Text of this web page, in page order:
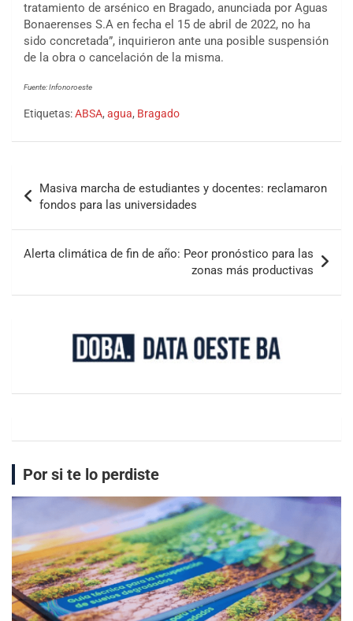
tratamiento de arsénico en Bragado, anunciada por Aguas
Bonaerenses S.A en fecha el 15 de abril de 2022, no ha
sido concretada”, inquirieron ante una posible suspensión
de la obra o cancelación de la misma.
Fuente: Infonoroeste
Etiquetas:ABSA, agua, Bragado
Masiva marcha de estudiantes y docentes: reclamaron
fondos para las universidades
Alerta climática de fin de año: Peor pronóstico para las
zonas más productivas
Por si te lo perdiste